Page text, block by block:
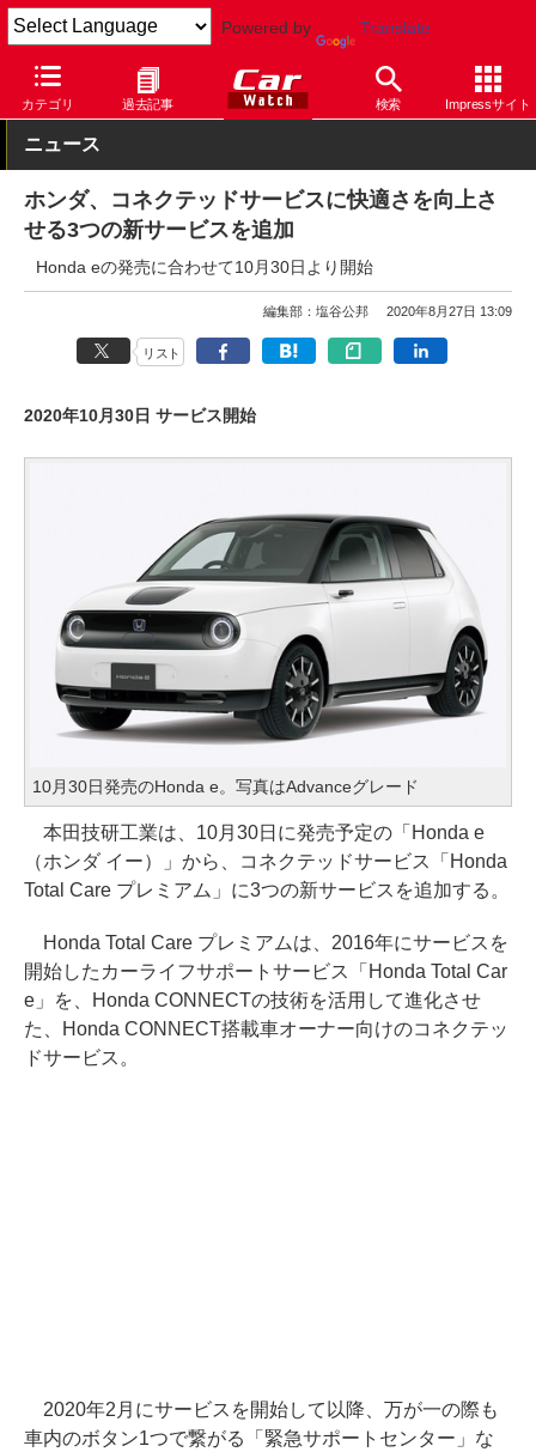
Powered by Translate
カテゴリ 過去記事 検索 Impressサイト
Car Watch 自動車 ホンダ その他
ニュース
ホンダ、コネクテッドサービスに快適さを向上さ
せる3つの新サービスを追加
Honda eの発売に合わせて10月30日より開始
編集部：塩谷公邦 2020年8月27日 13:09
リスト
2020年10月30日 サービス開始
10月30日発売のHonda e。写真はAdvanceグレード
本田技研工業は、10月30日に発売予定の「Honda e
（ホンダ イー）」から、コネクテッドサービス「Honda
Total Care プレミアム」に3つの新サービスを追加する。
Honda Total Care プレミアムは、2016年にサービスを
開始したカーライフサポートサービス「Honda Total Car
e」を、Honda CONNECTの技術を活用して進化させ
た、Honda CONNECT搭載車オーナー向けのコネクテッ
ドサービス。
2020年2月にサービスを開始して以降、万が一の際も
車内のボタン1つで繋がる「緊急サポートセンター」な